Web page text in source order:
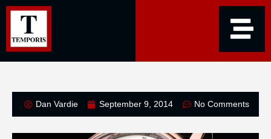
Dan Vardie September 9, 2014 No Comments